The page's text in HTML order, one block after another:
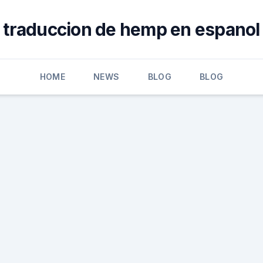
traduccion de hemp en espanol
HOME NEWS BLOG BLOG